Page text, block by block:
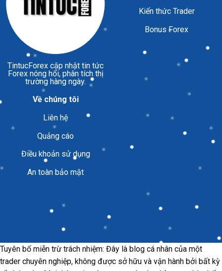
TintucForex cập nhật tin tức
Forex nóng hổi, phân tích thị
trường hàng ngày.
Kiến thức Trader
Bonus Forex
Về chúng tôi
Liên hệ
Quảng cáo
Điều khoản sử dụng
An toàn bảo mật
Tuyên bố miễn trừ trách nhiệm: Đây là blog cá nhân của một
trader chuyên nghiệp, không được sở hữu và vận hành bởi bất kỳ